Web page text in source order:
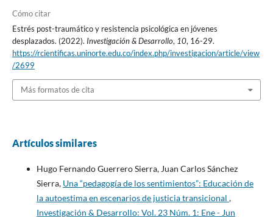
Cómo citar
Estrés post-traumático y resistencia psicológica en jóvenes
desplazados. (2022). Investigación & Desarrollo, 10, 16-29.
https://rcientificas.uninorte.edu.co/index.php/investigacion/article/view
/2699
Más formatos de cita
Artículos similares
Hugo Fernando Guerrero Sierra, Juan Carlos Sánchez
Sierra, Una “pedagogía de los sentimientos”: Educación de
la autoestima en escenarios de justicia transicional ,
Investigación & Desarrollo: Vol. 23 Núm. 1: Ene - Jun